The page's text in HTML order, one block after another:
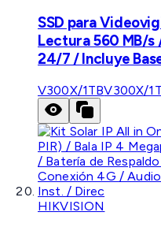
SSD para
Lectura 560 MB/s
24/7 / Incluye
V300X/1TBV300X/
HIKVISION